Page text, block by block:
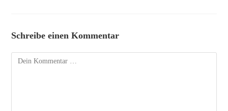
Schreibe einen Kommentar